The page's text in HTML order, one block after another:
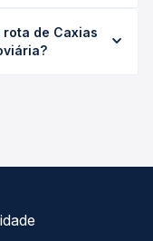
desejada.
média R$ 195,49
o tipo de
de Caxias